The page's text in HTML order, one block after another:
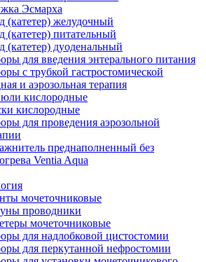
Эсмарха
(катетер) желудочный
(катетер) питательный
(катетер) дуоденальный
для введения энтерального питания
с трубкой гастростомической
и аэрозольная терапия
кислородные
кислородные
для проведения аэрозольной
преднаполненный без
Ventia Aqua
мочеточниковые
проводники
мочеточниковые
для надлобковой цистостомии
для перкутанной нефростомии